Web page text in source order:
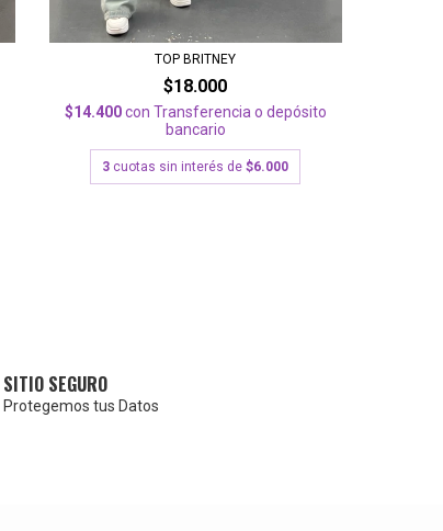
TOP BRITNEY
$18.000
$14.400con Transferencia o depósito
bancario
3 cuotas sin interés de$6.000
SITIO SEGURO
Protegemos tus Datos